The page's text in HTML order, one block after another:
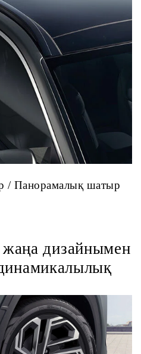
/ Панорамалық шатыр
жаңа дизайнымен